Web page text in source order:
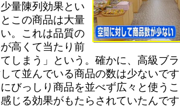
量陳列効果とい
この商品は大量
。これは品質の
高くて当たり前
しまう」という。確かに、高級ブ
て並んでいる商品の数は少ないで
びっしり商品を並べず広々と使う
じる効果がもたらされていたんで